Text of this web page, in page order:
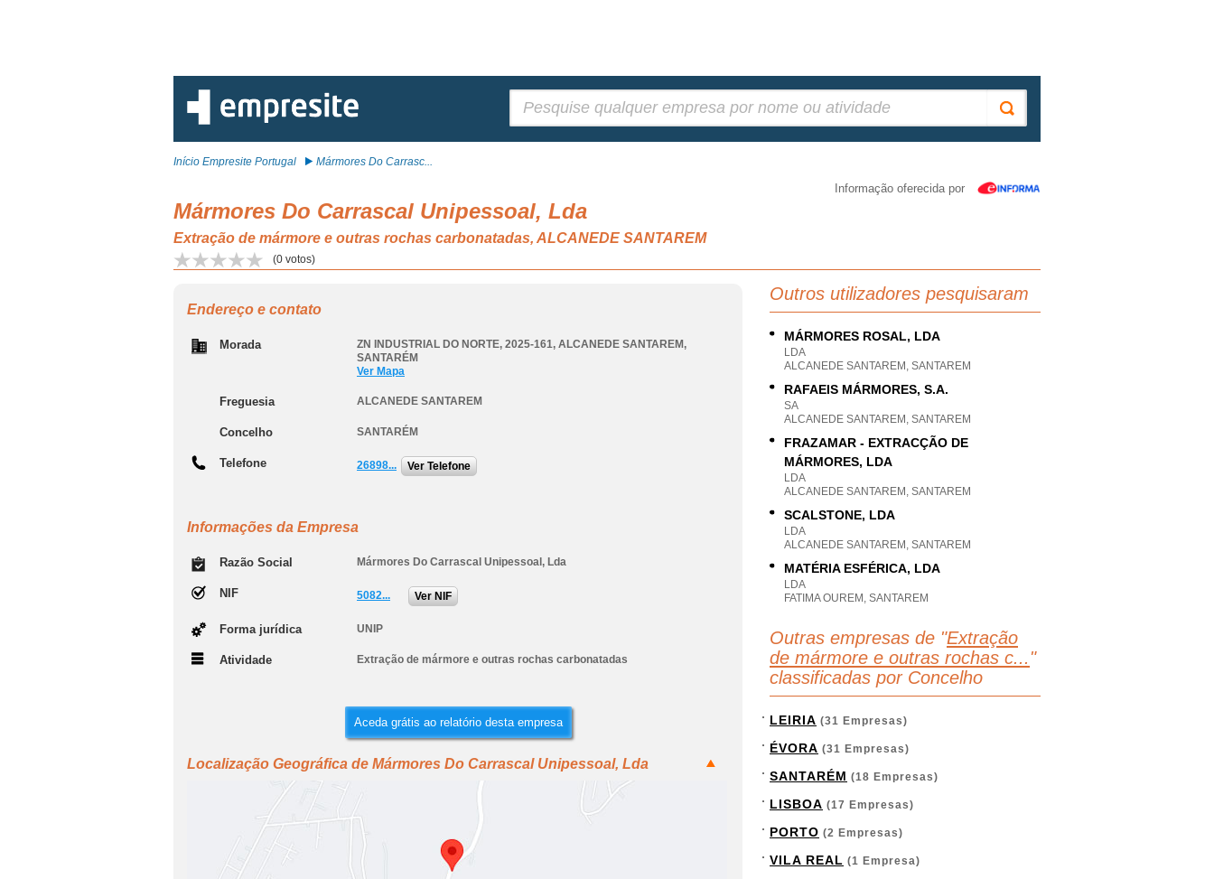
Início Empresite Portugal Mármores Do Carrasc...
Informação oferecida por
Mármores Do Carrascal Unipessoal, Lda
Extração de mármore e outras rochas carbonatadas, ALCANEDE SANTAREM
(0 votos)
Endereço e contato
Morada ZN INDUSTRIAL DO NORTE, 2025-161, ALCANEDE SANTAREM ,
SANTARÉM
Ver Mapa
Freguesia ALCANEDE SANTAREM
Concelho SANTARÉM
Telefone 26898... Ver Telefone
Informações da Empresa
Razão Social Mármores Do Carrascal Unipessoal, Lda
NIF 5082... Ver NIF
Forma jurídica UNIP
Atividade Extração de mármore e outras rochas carbonatadas
Aceda grátis ao relatório desta empresa
Localização Geográfica de Mármores Do Carrascal Unipessoal, Lda
Outros utilizadores pesquisaram
MÁRMORES ROSAL, LDA
LDA
ALCANEDE SANTAREM, SANTAREM
RAFAEIS MÁRMORES, S.A.
SA
ALCANEDE SANTAREM, SANTAREM
FRAZAMAR - EXTRACÇÃO DE
MÁRMORES, LDA
LDA
ALCANEDE SANTAREM, SANTAREM
SCALSTONE, LDA
LDA
ALCANEDE SANTAREM, SANTAREM
MATÉRIA ESFÉRICA, LDA
LDA
FATIMA OUREM, SANTAREM
Outras empresas de "Extração
de mármore e outras rochas c... "
classificadas por Concelho
LEIRIA (31 Empresas)
ÉVORA (31 Empresas)
SANTARÉM (18 Empresas)
LISBOA (17 Empresas)
PORTO (2 Empresas)
VILA REAL (1 Empresa)